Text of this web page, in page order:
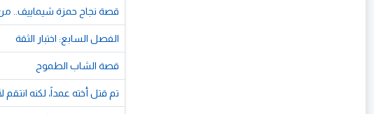
قصة نجاح حمزة شيماييف.. من
الفصل السابع: اختبار الثقة
قصة الشاب الطموح
تم قتل أخته عمداً، لكنه